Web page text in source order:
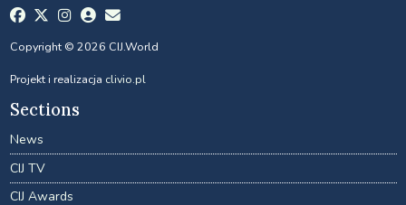
Copyright © 2026 CIJ.World
Projekt i realizacja clivio.pl
Sections
News
CIJ TV
CIJ Awards